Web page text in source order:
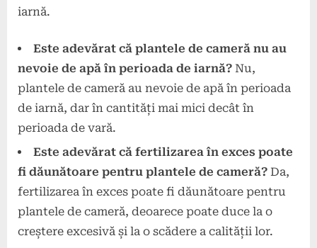
iarnă.
Este adevărat că plantele de cameră nu au
nevoie de apă în perioada de iarnă? Nu,
plantele de cameră au nevoie de apă în perioada
de iarnă, dar în cantități mai mici decât în
perioada de vară.
Este adevărat că fertilizarea în exces poate
fi dăunătoare pentru plantele de cameră? Da,
fertilizarea în exces poate fi dăunătoare pentru
plantele de cameră, deoarece poate duce la o
creștere excesivă și la o scădere a calității lor.